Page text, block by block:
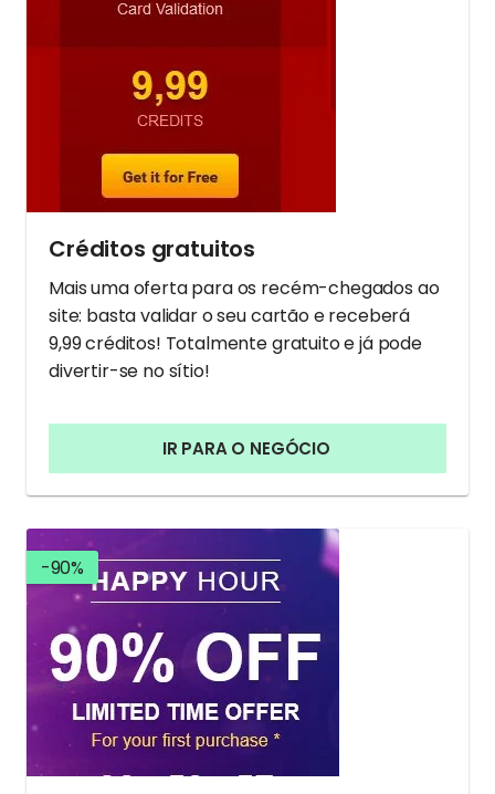
Créditos gratuitos
Mais uma oferta para os recém-chegados ao
site: basta validar o seu cartão e receberá
9,99 créditos! Totalmente gratuito e já pode
divertir-se no sítio!
IR PARA O NEGÓCIO
-90%